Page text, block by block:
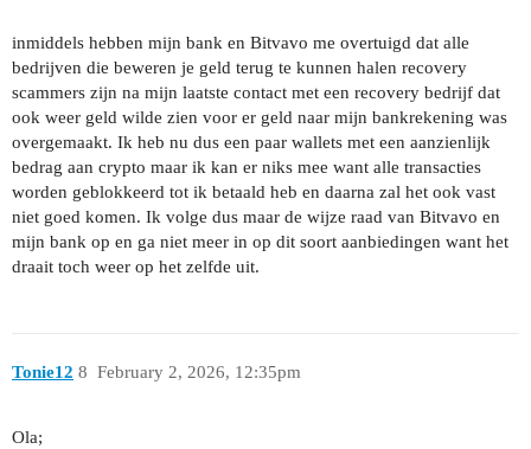
inmiddels hebben mijn bank en Bitvavo me overtuigd dat alle
bedrijven die beweren je geld terug te kunnen halen recovery
scammers zijn na mijn laatste contact met een recovery bedrijf dat
ook weer geld wilde zien voor er geld naar mijn bankrekening was
overgemaakt. Ik heb nu dus een paar wallets met een aanzienlijk
bedrag aan crypto maar ik kan er niks mee want alle transacties
worden geblokkeerd tot ik betaald heb en daarna zal het ook vast
niet goed komen. Ik volge dus maar de wijze raad van Bitvavo en
mijn bank op en ga niet meer in op dit soort aanbiedingen want het
draait toch weer op het zelfde uit.
Tonie12 February 2, 2026, 12:35pm
8
Ola;